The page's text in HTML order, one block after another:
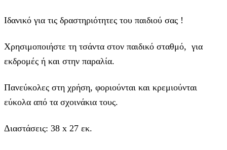
Ιδανικό για τις δραστηριότητες του παιδιού σας !
Χρησιμοποιήστε τη τσάντα στον παιδικό σταθμό, για
εκδρομές ή και στην παραλία.
Πανεύκολες στη χρήση, φοριούνται και κρεμιούνται
εύκολα από τα σχοινάκια τους.
Διαστάσεις: 38 x 27 εκ.